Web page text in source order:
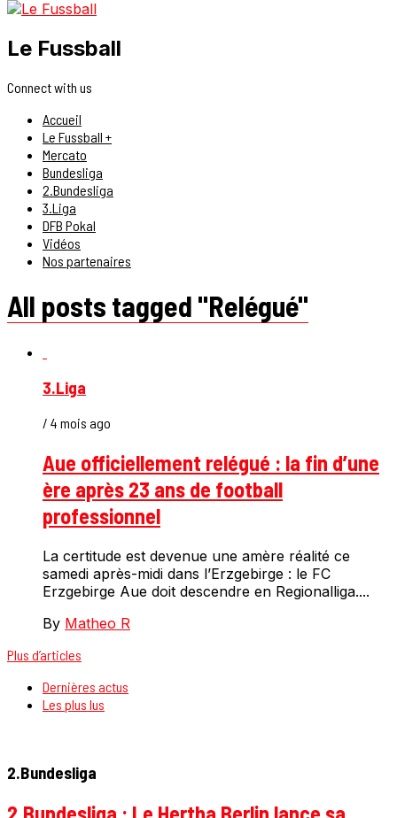
Le Fussball
Connect with us
Accueil
Le Fussball +
Mercato
Bundesliga
2.Bundesliga
3.Liga
DFB Pokal
Vidéos
Nos partenaires
All posts tagged "Relégué"
3.Liga
/ 4 mois ago
Aue officiellement relégué : la fin d’une
ère après 23 ans de football
professionnel
La certitude est devenue une amère réalité ce
samedi après-midi dans l’Erzgebirge : le FC
Erzgebirge Aue doit descendre en Regionalliga....
By Matheo R
Plus d’articles
Dernières actus
Les plus lus
2.Bundesliga
2.Bundesliga : Le Hertha Berlin lance sa